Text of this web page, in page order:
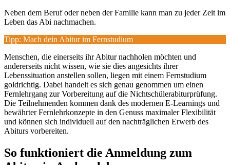
Neben dem Beruf oder neben der Familie kann man zu jeder Zeit im
Leben das Abi nachmachen.
Tipp: Mach dein Abitur im Fernstudium
Menschen, die einerseits ihr Abitur nachholen möchten und
andererseits nicht wissen, wie sie dies angesichts ihrer
Lebenssituation anstellen sollen, liegen mit einem Fernstudium
goldrichtig. Dabei handelt es sich genau genommen um einen
Fernlehrgang zur Vorbereitung auf die Nichtschülerabiturprüfung.
Die Teilnehmenden kommen dank des modernen E-Learnings und
bewährter Fernlehrkonzepte in den Genuss maximaler Flexibilität
und können sich individuell auf den nachträglichen Erwerb des
Abiturs vorbereiten.
So funktioniert die Anmeldung zum